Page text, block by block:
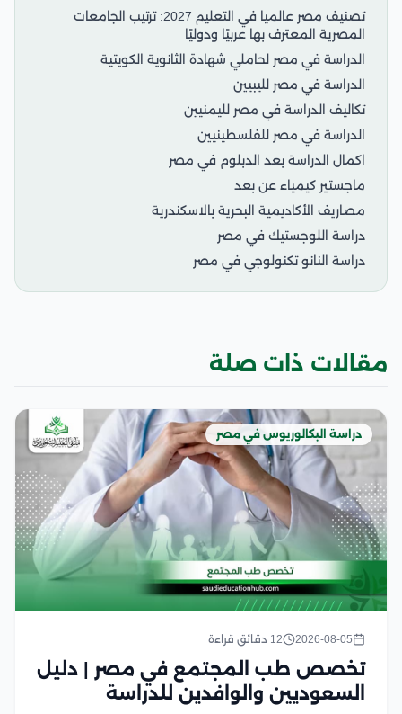
تصنيف مصر عالميا في التعليم 2027: ترتيب الجامعات
المصرية المعترف بها عربيًا ودوليًا
الدراسة في مصر لحاملي شهادة الثانوية الكويتية
الدراسة في مصر لليبيين
تكاليف الدراسة في مصر لليمنيين
الدراسة في مصر للفلسطينيين
اكمال الدراسة بعد الدبلوم في مصر
ماجستير كيمياء عن بعد
مصاريف الأكاديمية البحرية بالاسكندرية
دراسة اللوجستيك في مصر
دراسة النانو تكنولوجي في مصر
مقالات ذات صلة
دراسة البكالوريوس في مصر
2026-08-05 12 دقائق قراءة
تخصص طب المجتمع في مصر | دليل
السعوديين والوافدين للدراسة